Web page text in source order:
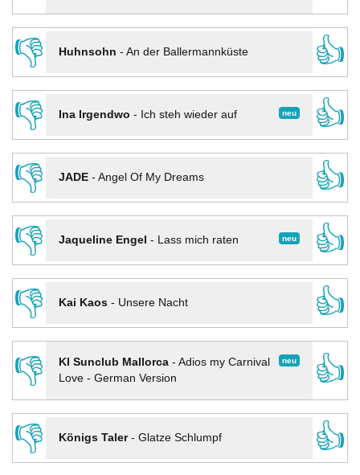
👎
Huhnsohn - An der Ballermannküste
👍
👎
neu
Ina Irgendwo - Ich steh wieder auf
👍
👎
JADE- Angel Of My Dreams
👍
👎
neu
Jaqueline Engel - Lass mich raten
👍
👎
Kai Kaos- Unsere Nacht
👍
👎
neu
KI Sunclub Mallorca- Adios my Carnival
Love - German Version
👍
👎
Königs Taler- Glatze Schlumpf
👍